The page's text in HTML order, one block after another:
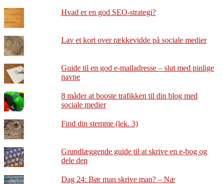
Hvad er en god SEO-strategi?
Lav et kort over rækkevidde på sociale medier
Guide til en god e-mailadresse – slut med pinlige
navne
8 måder at booste trafikken til din blog med
sociale medier
Find din stemme (lek. 3)
Grundlæggende guide til at skrive en e-bog og
dele den
Dag 24: Bør man skrive man? – Næ